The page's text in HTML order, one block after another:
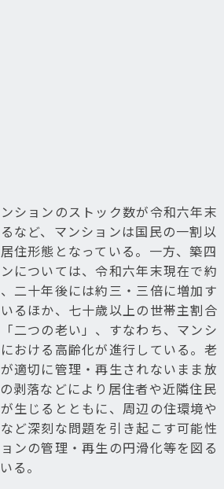
ションのストック数が令和六年末
など、マンションは国民の一割以
住形態となっている。一方、築四
については、令和六年末現在で約
二十年後には約三・三倍に増加す
るほか、七十歳以上の世帯主割合
二つの老い」、すなわち、マンシ
おける高齢化が進行している。老
適切に管理・再生されないまま放
剥落などにより居住者や近隣住民
生じるとともに、周辺の住環境や
ど深刻な問題を引き起こす可能性
ンの管理・再生の円滑化等を図る
る。